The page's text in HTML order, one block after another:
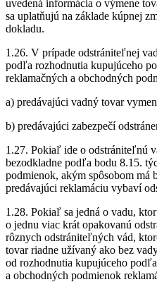
uvedená informácia o výmene
sa uplatňujú na základe kúpnej
dokladu.
1.26. V prípade odstrániteľnej
podľa rozhodnutia kupujúceho
reklamačných a obchodných
a) predávajúci vadný tovar
b) predávajúci zabezpečí
1.27. Pokiaľ ide o odstrániteľnú
bezodkladne podľa bodu 8.15.
podmienok, akým spôsobom má
predávajúci reklamáciu vybaví
1.28. Pokiaľ sa jedná o vadu,
o jednu viac krát opakovanú
rôznych odstrániteľných vád,
tovar riadne užívaný ako bez
od rozhodnutia kupujúceho
a obchodných podmienok